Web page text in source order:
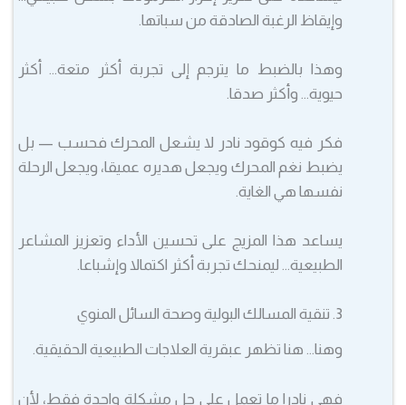
وإيقاظ الرغبة الصادقة من سباتها.
وهذا بالضبط ما يترجم إلى تجربة أكثر متعة… أكثر
حيوية… وأكثر صدقا.
فكر فيه كوقود نادر لا يشعل المحرك فحسب — بل
يضبط نغم المحرك ويجعل هديره عميقا، ويجعل الرحلة
نفسها هي الغاية.
يساعد هذا المزيج على تحسين الأداء وتعزيز المشاعر
الطبيعية… ليمنحك تجربة أكثر اكتمالا وإشباعا.
3. تنقية المسالك البولية وصحة السائل المنوي
وهنا… هنا تظهر عبقرية العلاجات الطبيعية الحقيقية.
فهي نادرا ما تعمل على حل مشكلة واحدة فقط، لأن